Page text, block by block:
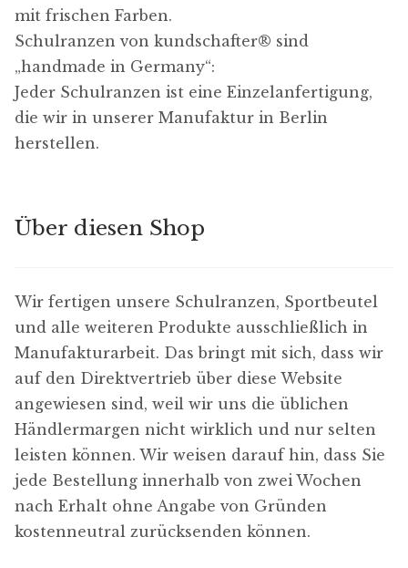
mit frischen Farben.
Schulranzen von kundschafter​® sind
„handmade in Germany“:
Jeder Schulranzen ist eine Einzelanfertigung,
die wir in unserer Manufaktur in Berlin
herstellen.
Über diesen Shop
Wir fertigen unsere Schulranzen, Sportbeutel
und alle weiteren Produkte ausschließlich in
Manufakturarbeit. Das bringt mit sich, dass wir
auf den Direktvertrieb über diese Website
angewiesen sind, weil wir uns die üblichen
Händlermargen nicht wirklich und nur selten
leisten können. Wir weisen darauf hin, dass Sie
jede Bestellung innerhalb von zwei Wochen
nach Erhalt ohne Angabe von Gründen
kostenneutral zurücksenden können.